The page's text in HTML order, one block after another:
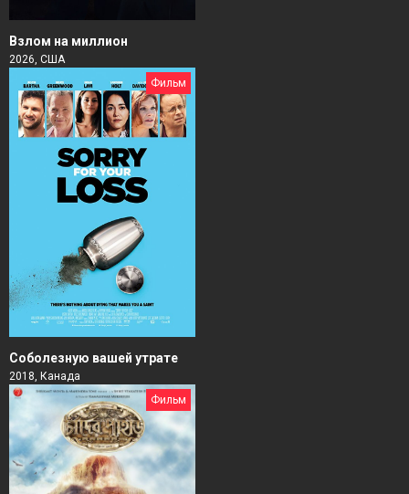
Взлом на миллион
2026, США
Фильм
Соболезную вашей утрате
2018, Канада
Фильм